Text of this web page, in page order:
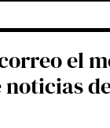
el
noticias